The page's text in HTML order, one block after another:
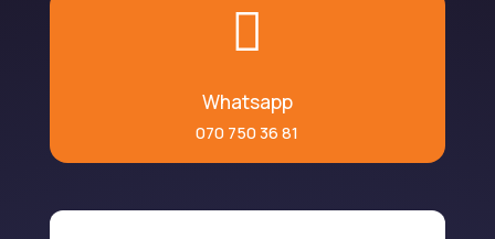

Whatsapp
070 750 36 81